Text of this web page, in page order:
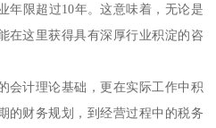
年限超过10年。这意味着，无论是
在这里获得具有深厚行业积淀的咨
会计理论基础，更在实际工作中积
的财务规划，到经营过程中的税务